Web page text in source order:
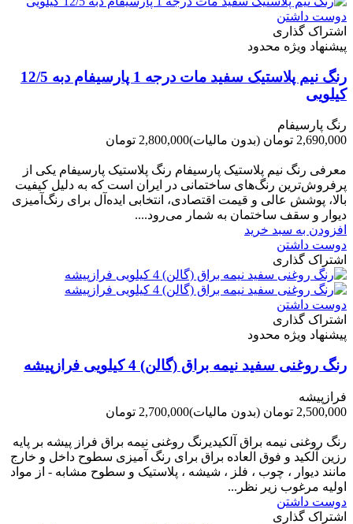
دوست داشتن
اشتراک گذاری
پیشنهاد ویژه محدود
رنگ نیم پلاستیک سفید مات درجه 1 پارسیفام دبه 12/5
کیلویی
رنگ پارسیفام
2,690,000 تومان
(بدون مالیات)2,800,000 تومان
معرفی رنگ نیم پلاستیک پارسیفام رنگ پلاستیک پارسیفام یکی از
پرفروش‌ترین رنگ‌های ساختمانی در ایران است که به دلیل کیفیت
بالا، پوشش عالی و قیمت اقتصادی، انتخابی ایده‌آل برای رنگ‌آمیزی
دیوار و سقف ساختمان به شمار می‌رود....
افزودن به سبد خرید
دوست داشتن
اشتراک گذاری
دوست داشتن
اشتراک گذاری
پیشنهاد ویژه محدود
رنگ روغنی سفید نیمه براق (گالن) 4 کیلویی فرازپیشه
فرازپیشه
2,500,000 تومان
(بدون مالیات)2,700,000 تومان
رنگ روغنی نیمه براق آلکیدیرنگ روغنی نیمه براق فراز پیشه بر پایه
رزین آلکید و فوق العاده براق برای رنگ آمیزی سطوح داخل و خارج
مانند دیوار ، چوب ، فلز ، شیشه ، پلاستیک و سطوح مشابه - از مواد
اولیه مرغوب زیر نظر...
دوست داشتن
اشتراک گذاری